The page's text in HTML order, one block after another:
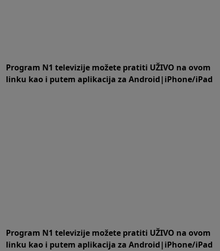
Program N1 televizije možete pratiti UŽIVO na ovom
linku kao i putem aplikacija za Android|iPhone/iPad
Program N1 televizije možete pratiti UŽIVO na ovom
linku kao i putem aplikacija za Android|iPhone/iPad